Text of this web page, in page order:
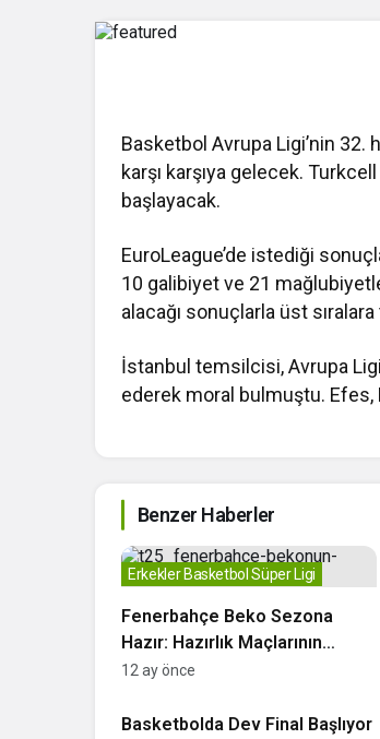
Basketbol Avrupa Ligi’nin 32.
karşı karşıya gelecek.
başlayacak.
EuroLeague’de istediği
10 galibiyet ve 21
alacağı sonuçlarla üst
İstanbul temsilcisi, Avrupa
ederek moral bulmuştu. Efes,
Benzer Haberler
Fenerbahçe Beko Sezona
Hazır: Hazırlık Maçlarının
Takvimi Belli Oldu
Erkekler Basketbol Süper Ligi
12 ay önce
Basketbolda Dev Final Başlıyor
Basketbol